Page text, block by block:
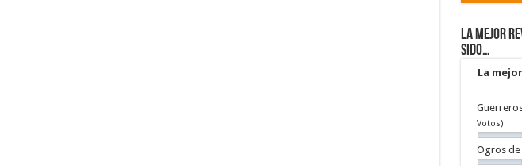
La mejor
sido…
La
Votos)
Ogros